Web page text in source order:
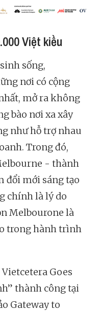
Việt kiều
sống,
nơi có cộng
mở ra không
bào nơi xa xây
như hỗ trợ nhau
Trong đó,
- thành
đổi mới sáng tạo
chính là lý do
Melbourone là
trong hành trình
Goes
thành công tại
Gateway to